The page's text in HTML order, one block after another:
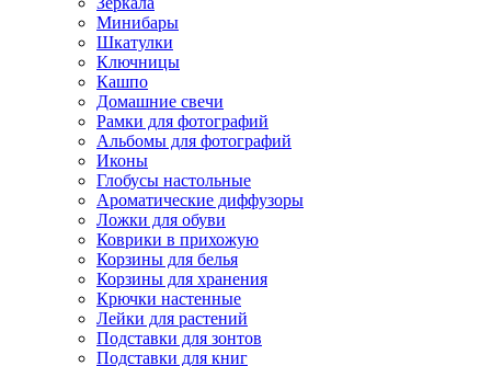
Минибары
Шкатулки
Ключницы
Кашпо
Домашние свечи
Рамки для фотографий
Альбомы для фотографий
Иконы
Глобусы настольные
Ароматические диффузоры
Ложки для обуви
Коврики в прихожую
Корзины для белья
Корзины для хранения
Крючки настенные
Лейки для растений
Подставки для зонтов
Подставки для книг